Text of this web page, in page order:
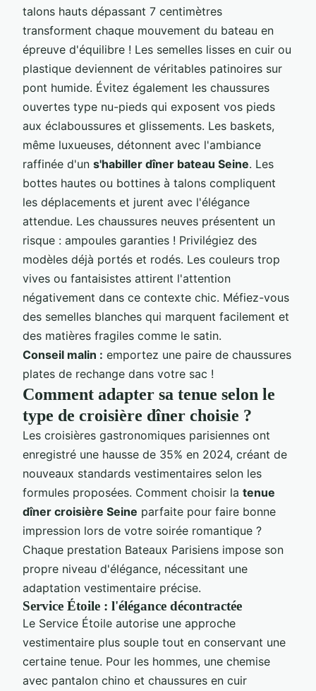
talons hauts dépassant 7 centimètres
transforment chaque mouvement du bateau en
épreuve d'équilibre ! Les semelles lisses en cuir ou
plastique deviennent de véritables patinoires sur
pont humide. Évitez également les chaussures
ouvertes type nu-pieds qui exposent vos pieds
aux éclaboussures et glissements. Les baskets,
même luxueuses, détonnent avec l'ambiance
raffinée d'un s'habiller dîner bateau Seine. Les
bottes hautes ou bottines à talons compliquent
les déplacements et jurent avec l'élégance
attendue. Les chaussures neuves présentent un
risque : ampoules garanties ! Privilégiez des
modèles déjà portés et rodés. Les couleurs trop
vives ou fantaisistes attirent l'attention
négativement dans ce contexte chic. Méfiez-vous
des semelles blanches qui marquent facilement et
des matières fragiles comme le satin.
Conseil malin : emportez une paire de chaussures
plates de rechange dans votre sac !
Comment adapter sa tenue selon le
type de croisière dîner choisie ?
Les croisières gastronomiques parisiennes ont
enregistré une hausse de 35% en 2024, créant de
nouveaux standards vestimentaires selon les
formules proposées. Comment choisir la tenue
dîner croisière Seine parfaite pour faire bonne
impression lors de votre soirée romantique ?
Chaque prestation Bateaux Parisiens impose son
propre niveau d'élégance, nécessitant une
adaptation vestimentaire précise.
Service Étoile : l'élégance décontractée
Le Service Étoile autorise une approche
vestimentaire plus souple tout en conservant une
certaine tenue. Pour les hommes, une chemise
avec pantalon chino et chaussures en cuir